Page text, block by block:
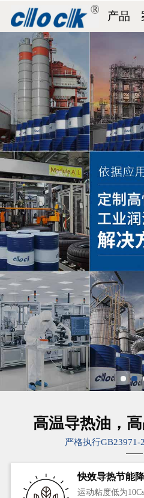
产品
高温导热油，
严格执行GB23971-
快效导热节能
运动粘度低为